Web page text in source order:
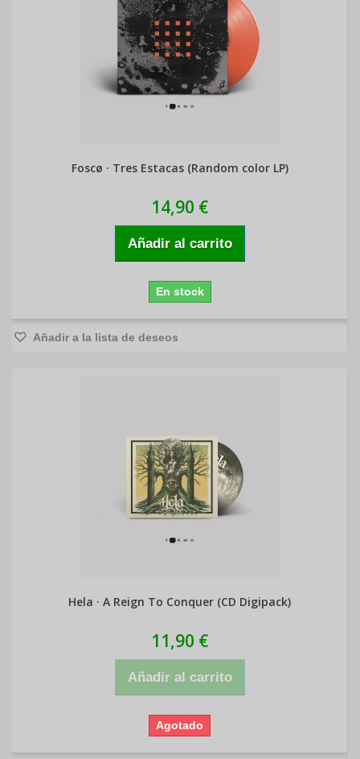
Foscø · Tres Estacas (Random color LP)
14,90 €
Añadir al carrito
En stock
Añadir a la lista de deseos
Hela · A Reign To Conquer (CD Digipack)
11,90 €
Añadir al carrito
Agotado